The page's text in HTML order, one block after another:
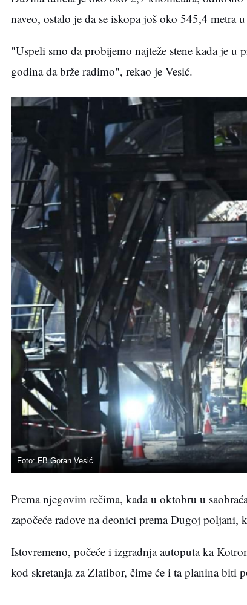
naveo, ostalo je da se iskopa još oko 545,4
"Uspeli smo da probijemo najteže stene kada je
godina da brže radimo", rekao je Vesić.
Foto: FB Goran Vesić
Prema njegovim rečima, kada u oktobru u
započeće radove na deonici prema Dugoj
Istovremeno, počeće i izgradnja autoputa ka
kod skretanja za Zlatibor, čime će i ta planina biti